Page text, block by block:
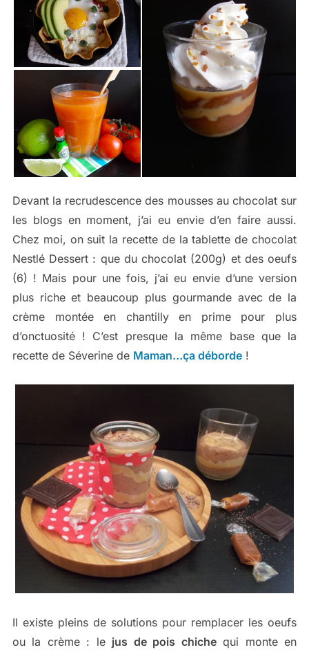
Devant la recrudescence des mousses au chocolat sur
les blogs en moment, j’ai eu envie d’en faire aussi.
Chez moi, on suit la recette de la tablette de chocolat
Nestlé Dessert : que du chocolat (200g) et des oeufs
(6) ! Mais pour une fois, j’ai eu envie d’une version
plus riche et beaucoup plus gourmande avec de la
crème montée en chantilly en prime pour plus
d’onctuosité ! C’est presque la même base que la
recette de Séverine de Maman…ça déborde!
Il existe pleins de solutions pour remplacer les oeufs
ou la crème : le jus de pois chichequi monte en